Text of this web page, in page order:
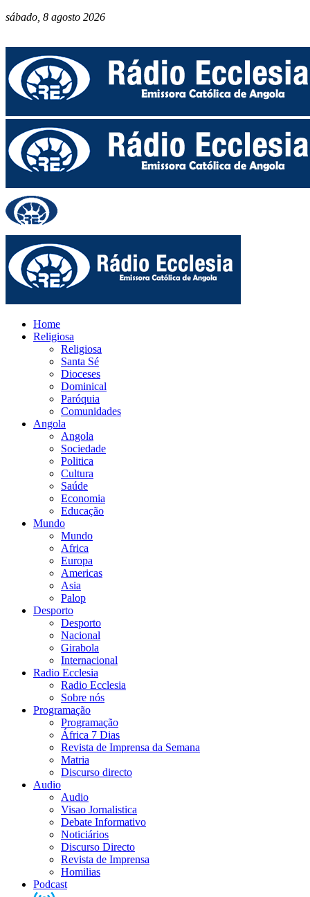
sábado, 8 agosto 2026
Home
Religiosa
Religiosa
Santa Sé
Dioceses
Dominical
Paróquia
Comunidades
Angola
Angola
Sociedade
Politica
Cultura
Saúde
Economia
Educação
Mundo
Mundo
Africa
Europa
Americas
Asia
Palop
Desporto
Desporto
Nacional
Girabola
Internacional
Radio Ecclesia
Radio Ecclesia
Sobre nós
Programação
Programação
África 7 Dias
Revista de Imprensa da Semana
Matria
Discurso directo
Audio
Audio
Visao Jornalistica
Debate Informativo
Noticiários
Discurso Directo
Revista de Imprensa
Homilias
Podcast